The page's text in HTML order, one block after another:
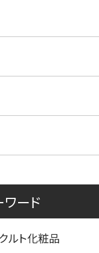
ード
ルト化粧品